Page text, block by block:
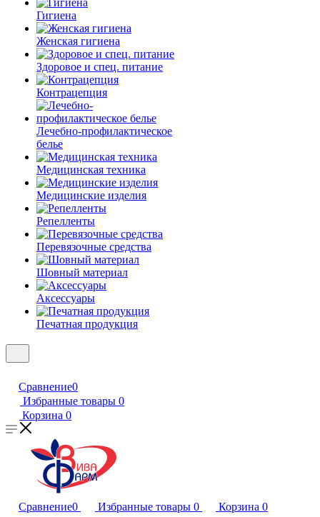
Гигиена
Женская гигиена
Здоровое и спец. питание
Контрацепция
Лечебно-профилактическое
белье
Медицинская техника
Медицинские изделия
Репелленты
Перевязочные средства
Шовный материал
Аксессуары
Печатная продукция
Сравнение0
Избранные товары 0
Корзина 0
Сравнение0 Избранные товары 0 Корзина 0